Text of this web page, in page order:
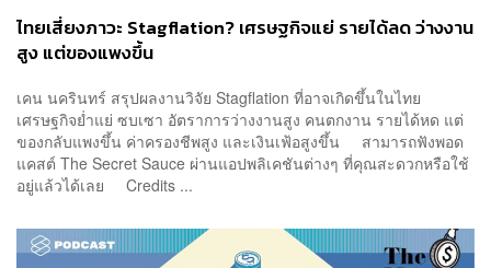
ไทยเสี่ยงภาวะ Stagflation? เศรษฐกิจแย่ รายได้ลด ว่างงาน
สูง แต่ของแพงขึ้น
เคน นครินทร์ สรุปผลงานวิจัย Stagflation ที่อาจเกิดขึ้นในไทย
เศรษฐกิจย่ำแย่ ซบเซา อัตราการว่างงานสูง คนตกงาน รายได้หด แต่
ของกลับแพงขึ้น ค่าครองชีพสูง และเงินเฟ้อสูงขึ้น สามารถฟังพอด
แคสต์ The Secret Sauce ผ่านแอปพลิเคชันต่างๆ ที่คุณสะดวกหรือใช้
อยู่แล้วได้เลย Credits ...